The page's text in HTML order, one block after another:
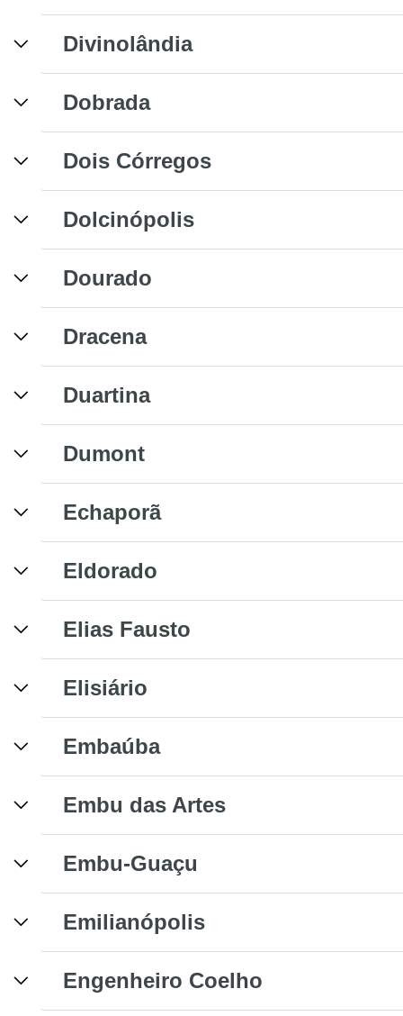
Divinolândia
Dobrada
Dois Córregos
Dolcinópolis
Dourado
Dracena
Duartina
Dumont
Echaporã
Eldorado
Elias Fausto
Elisiário
Embaúba
Embu das Artes
Embu-Guaçu
Emilianópolis
Engenheiro Coelho